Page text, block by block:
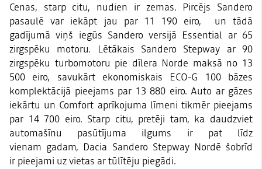
Cenas, starp citu, nudien ir zemas. Pircējs Sandero
pasaulē var iekāpt jau par 11 190 eiro, un tādā
gadījumā viņš iegūs Sandero versijā Essential ar 65
zirgspēku motoru. Lētākais Sandero Stepway ar 90
zirgspēku turbomotoru pie dīlera Norde maksā no 13
500 eiro, savukārt ekonomiskais ECO-G 100 bāzes
komplektācijā pieejams par 13 880 eiro. Auto ar gāzes
iekārtu un Comfort aprīkojuma līmeni tikmēr pieejams
par 14 700 eiro. Starp citu, pretēji tam, ka daudzviet
automašīnu pasūtījuma ilgums ir pat līdz
vienam gadam, Dacia Sandero Stepway Nordē šobrīd
ir pieejami uz vietas ar tūlītēju piegādi.